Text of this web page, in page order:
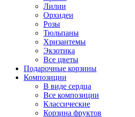
Лилии
Орхидеи
Розы
Тюльпаны
Хризантемы
Экзотика
Все цветы
Подарочные корзины
Композиции
В виде сердца
Все композиции
Классические
Корзина фруктов